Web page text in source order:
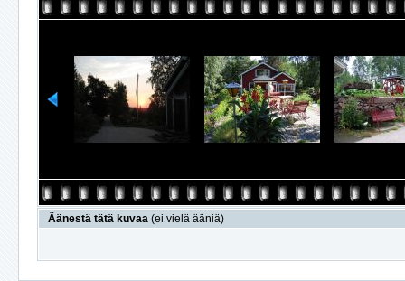
Äänestä tätä kuvaa (ei vielä ääniä)